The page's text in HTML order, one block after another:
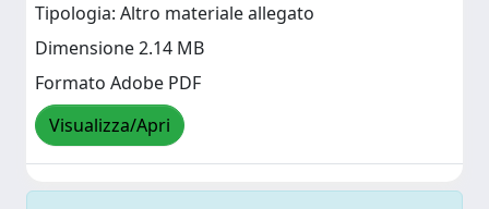
Tipologia: Altro materiale allegato
Dimensione 2.14 MB
Formato Adobe PDF
Visualizza/Apri